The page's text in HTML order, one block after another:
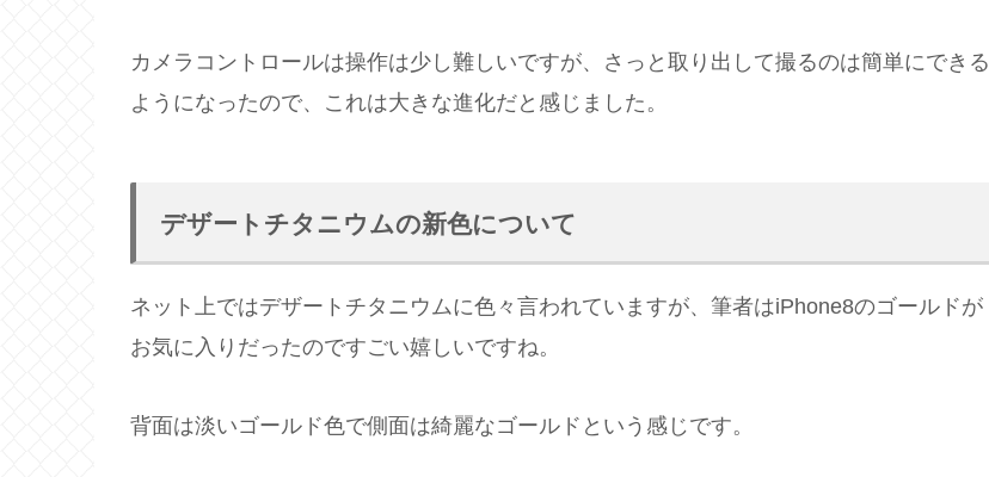
カメラコントロールは操作は少し難しいですが、さっと取り出して撮るのは簡単にできる
ようになったので、これは大きな進化だと感じました。
デザートチタニウムの新色について
ネット上ではデザートチタニウムに色々言われていますが、筆者はiPhone8のゴールドが
お気に入りだったのですごい嬉しいですね。
背面は淡いゴールド色で側面は綺麗なゴールドという感じです。